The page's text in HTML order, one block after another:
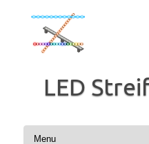
Inhalt
LED